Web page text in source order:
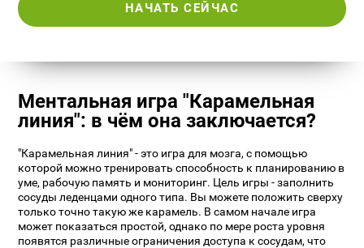
НАЧАТЬ СЕЙЧАС
Ментальная игра "Карамельная
линия": в чём она заключается?
"Карамельная линия" - это игра для мозга, с помощью
которой можно тренировать способность к планированию в
уме, рабочую память и мониторинг. Цель игры - заполнить
сосуды леденцами одного типа. Вы можете положить сверху
только точно такую же карамель. В самом начале игра
может показаться простой, однако по мере роста уровня
появятся различные ограничения доступа к сосудам, что